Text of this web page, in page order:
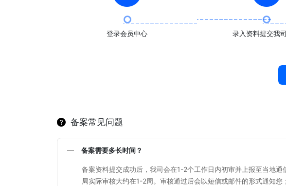
登录会员中心 录入资料提交我
备案常见问题
备案需要多长时间？
备案资料提交成功后，我司会在1-2个工作日内初审并上报至当地
局实际审核大约在1-2周。审核通过后会以短信或邮件的形式通知